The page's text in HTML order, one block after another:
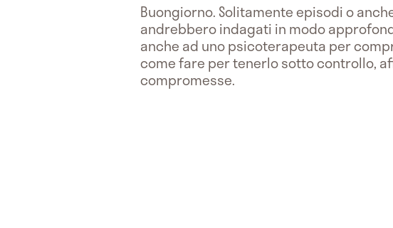
Buongiorno. Solitamente episodi o
andrebbero indagati in modo
anche ad uno psicoterapeuta per
come fare per tenerlo sotto controllo,
compromesse.